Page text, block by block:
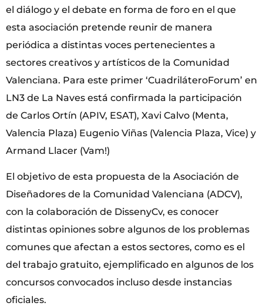
el diálogo y el debate en forma de foro en el que
esta asociación pretende reunir de manera
periódica a distintas voces pertenecientes a
sectores creativos y artísticos de la Comunidad
Valenciana. Para este primer ‘CuadriláteroForum’ en
LN3 de La Naves está confirmada la participación
de Carlos Ortín (APIV, ESAT), Xavi Calvo (Menta,
Valencia Plaza) Eugenio Viñas (Valencia Plaza, Vice) y
Armand Llacer (Vam!)
El objetivo de esta propuesta de la Asociación de
Diseñadores de la Comunidad Valenciana (ADCV),
con la colaboración de DissenyCv, es conocer
distintas opiniones sobre algunos de los problemas
comunes que afectan a estos sectores, como es el
del trabajo gratuito, ejemplificado en algunos de los
concursos convocados incluso desde instancias
oficiales.